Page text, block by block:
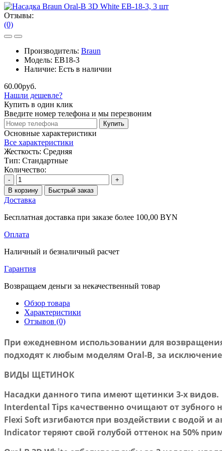
Отзывы:
(0)
Производитель: Braun
Модель: EB18-3
Наличие: Есть в наличии
60.00руб.
Нашли дешевле?
Купить в один клик
Введите номер телефона и мы перезвоним
Купить
Основные характеристики
Все характеристики
Жесткость: Средняя
Тип: Стандартные
Количество:
-
+
В корзину
Быстрый заказ
Доставка
Бесплатная доставка при заказе более 100,00 BYN
Оплата
Наличный и безналичный расчет
Гарантия
Возвращаем деньги за некачественный товар
Обзор товара
Характеристики
Отзывов (0)
При ежедневном использовании для
подходят к любым моделям Oral-B, за
ВИДЫ ЩЕТИНОК
Насадки данного типа имеют щетинки 3-х видов.
Interdental Tips качественно очищают от зубного
Flexi Soft изгибаются при воздействии с водой и
Indicator теряют свой голубой оттенок на 50%